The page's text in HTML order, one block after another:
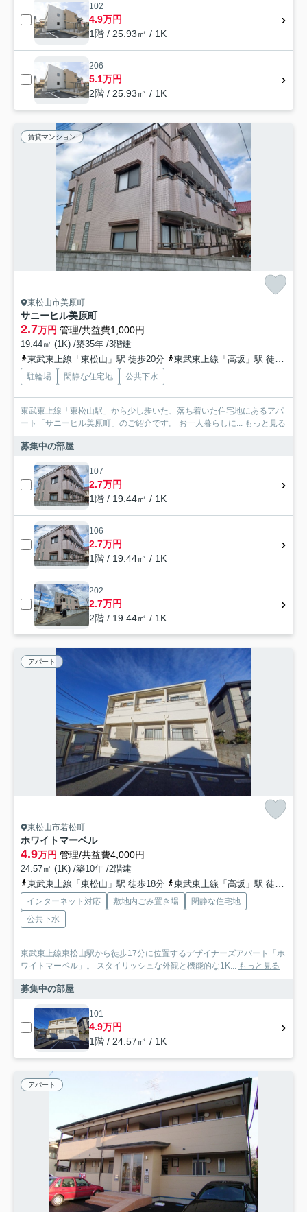
102
4.9万円
1階 / 25.93㎡ / 1K
206
5.1万円
2階 / 25.93㎡ / 1K
賃貸マンション
東松山市美原町
サニーヒル美原町
2.7万円 管理/共益費1,000円
19.44㎡ (1K) /築35年 /3階建
東武東上線「東松山」駅 徒歩20分
東武東上線「高坂」駅 徒歩66分
駐輪場 閑静な住宅地 公共下水
東武東上線「東松山駅」から少し歩いた、落ち着いた住宅地にあるアパ
ート「サニーヒル美原町」のご紹介です。 お一人暮らしに...
もっと見る
募集中の部屋
107
2.7万円
1階 / 19.44㎡ / 1K
106
2.7万円
1階 / 19.44㎡ / 1K
202
2.7万円
2階 / 19.44㎡ / 1K
アパート
東松山市若松町
ホワイトマーベル
4.9万円 管理/共益費4,000円
24.57㎡ (1K) /築10年 /2階建
東武東上線「東松山」駅 徒歩18分
東武東上線「高坂」駅 徒歩48分
インターネット対応 敷地内ごみ置き場
閑静な住宅地
公共下水
東武東上線東松山駅から徒歩17分に位置するデザイナーズアパート「ホ
ワイトマーベル」。 スタイリッシュな外観と機能的な1K...
もっと見る
募集中の部屋
101
4.9万円
1階 / 24.57㎡ / 1K
アパート